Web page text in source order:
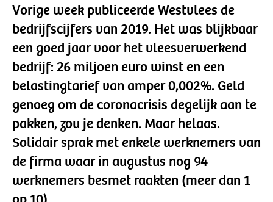
Vorige week publiceerde Westvlees de
bedrijfscijfers van 2019. Het was blijkbaar
een goed jaar voor het vleesverwerkend
bedrijf: 26 miljoen euro winst en een
belastingtarief van amper 0,002%. Geld
genoeg om de coronacrisis degelijk aan te
pakken, zou je denken. Maar helaas.
Solidair sprak met enkele werknemers van
de firma waar in augustus nog 94
werknemers besmet raakten (meer dan 1